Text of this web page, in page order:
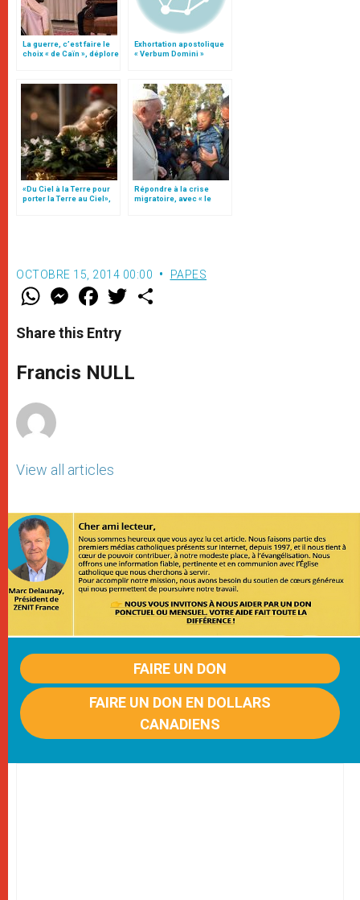
La guerre, c’est faire le
choix « de Caïn », déplore
Exhortation apostolique
« Verbum Domini »
«Du Ciel à la Terre pour
porter la Terre au Ciel»,
Répondre à la crise
migratoire, avec « le
OCTOBRE 15, 2014 00:00 PAPES
W
t
s
p
p
M
e
s
e
g
e
F
a
e
b
o
k
w
Share this Entry
Francis NULL
View all articles
FAIRE UN DON
FAIRE UN DON EN DOLLARS
CANADIENS